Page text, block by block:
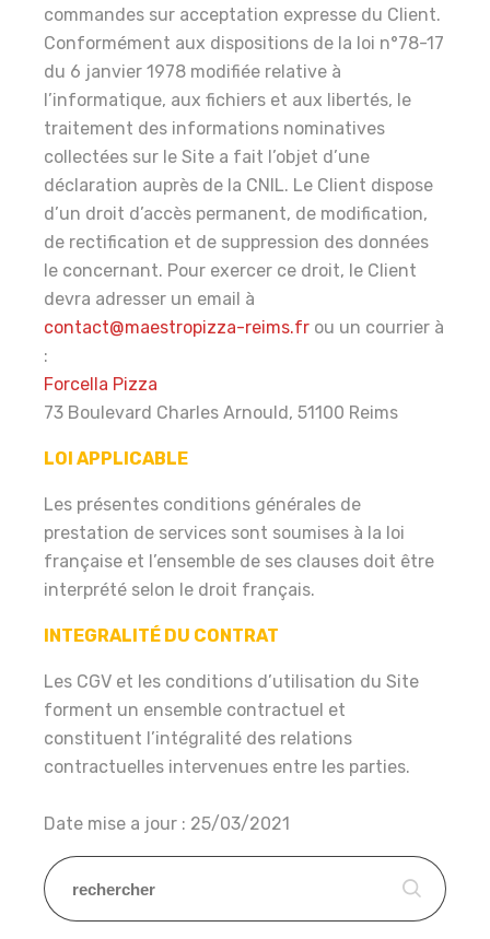
commandes sur acceptation expresse du Client.
Conformément aux dispositions de la loi n°78-17
du 6 janvier 1978 modifiée relative à
l’informatique, aux fichiers et aux libertés, le
traitement des informations nominatives
collectées sur le Site a fait l’objet d’une
déclaration auprès de la CNIL. Le Client dispose
d’un droit d’accès permanent, de modification,
de rectification et de suppression des données
le concernant. Pour exercer ce droit, le Client
devra adresser un email à
contact@maestropizza-reims.fr ou un courrier à
:
Forcella Pizza
73 Boulevard Charles Arnould, 51100 Reims
LOI APPLICABLE
Les présentes conditions générales de
prestation de services sont soumises à la loi
française et l’ensemble de ses clauses doit être
interprété selon le droit français.
INTEGRALITÉ DU CONTRAT
Les CGV et les conditions d’utilisation du Site
forment un ensemble contractuel et
constituent l’intégralité des relations
contractuelles intervenues entre les parties.
Date mise a jour : 25/03/2021